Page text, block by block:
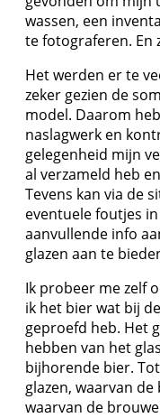
wassen, een
te fotograferen. En
Het werden er te
zeker gezien de
model. Daarom
naslagwerk en
gelegenheid mijn
al verzameld heb
Tevens kan via de
eventuele foutjes
aanvullende info
glazen aan te
Ik probeer me zelf
ik het bier wat bij
geproefd heb. Het
hebben van het
bijhorende bier.
glazen, waarvan
waarvan de